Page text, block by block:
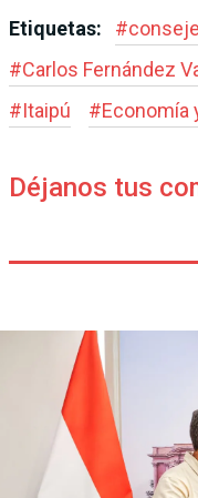
Etiquetas: #
#Carlos Fernández
#Itaipú #Economía
Déjanos tus